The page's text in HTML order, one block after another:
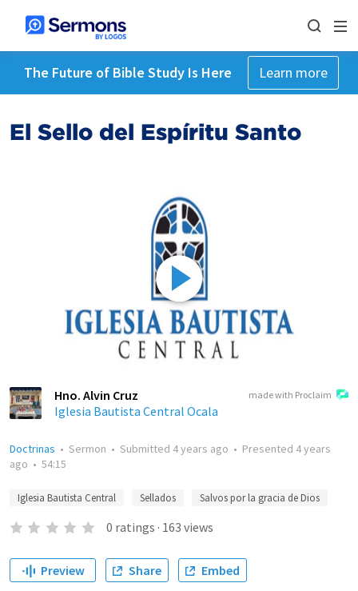
The Future of Bible Study Is Here Learn more
El Sello del Espíritu Santo
made with Proclaim
Hno. Alvin Cruz
Iglesia Bautista Central Ocala
Doctrinas • Sermon • Submitted 4 years ago • Presented 4 years
ago • 54:15
Iglesia Bautista Central Sellados Salvos por la gracia de Dios
0 ratings · 163 views
Preview Share Embed